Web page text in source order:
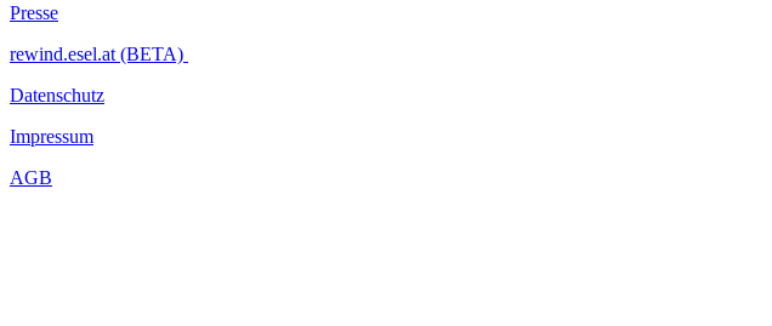
Presse
rewind.esel.at (BETA)
Datenschutz
Impressum
AGB